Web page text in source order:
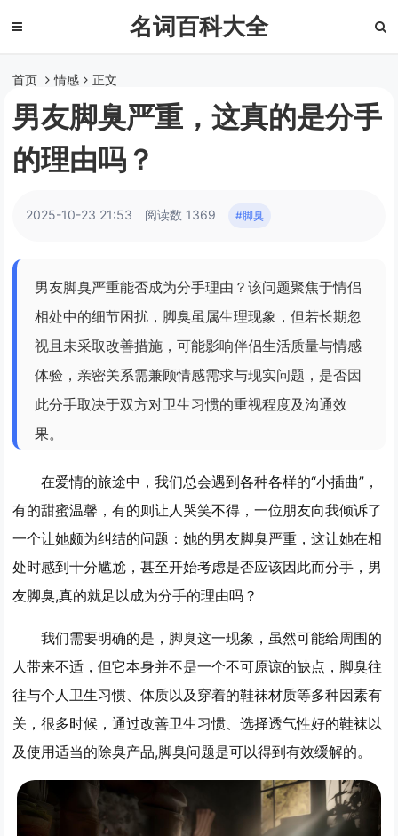
名词百科大全
首页 情感 正文
男友脚臭严重，这真的是分手
的理由吗？
2025-10-23 21:53 阅读数 1369 #脚臭
男友脚臭严重能否成为分手理由？该问题聚焦于情侣
相处中的细节困扰，脚臭虽属生理现象，但若长期忽
视且未采取改善措施，可能影响伴侣生活质量与情感
体验，亲密关系需兼顾情感需求与现实问题，是否因
此分手取决于双方对卫生习惯的重视程度及沟通效
果。
在爱情的旅途中，我们总会遇到各种各样的“小插曲”，
有的甜蜜温馨，有的则让人哭笑不得，一位朋友向我倾诉了
一个让她颇为纠结的问题：她的男友脚臭严重，这让她在相
处时感到十分尴尬，甚至开始考虑是否应该因此而分手，男
友脚臭,真的就足以成为分手的理由吗？
我们需要明确的是，脚臭这一现象，虽然可能给周围的
人带来不适，但它本身并不是一个不可原谅的缺点，脚臭往
往与个人卫生习惯、体质以及穿着的鞋袜材质等多种因素有
关，很多时候，通过改善卫生习惯、选择透气性好的鞋袜以
及使用适当的除臭产品,脚臭问题是可以得到有效缓解的。